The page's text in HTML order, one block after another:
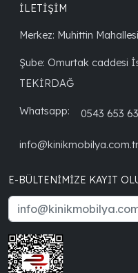
İLETİŞİM
Merkez: Muhittin
Şube: Omurtak caddesi
TEKİRDAĞ
Whatsapp: 0543 653
info@kinikmobilya.com.tr
E-BÜLTENIMIZE KAYIT